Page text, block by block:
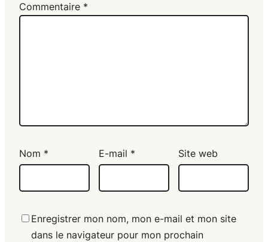
Commentaire *
Nom * E-mail * Site web
Enregistrer mon nom, mon e-mail et mon site
dans le navigateur pour mon prochain